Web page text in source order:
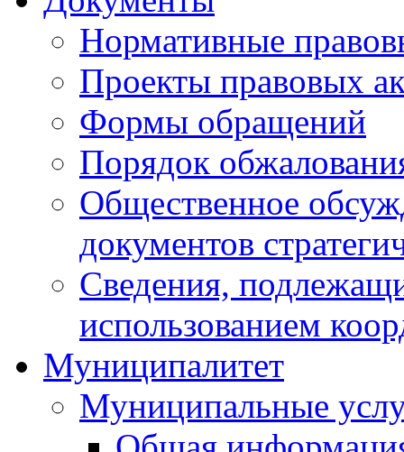
Нормативные
Проекты правовых
Формы обращений
Порядок
Общественное
документов
Сведения,
использованием
Муниципалитет
Муниципальные